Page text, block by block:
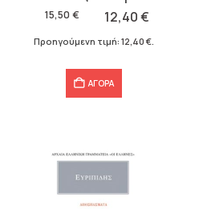
15,50 €
was:
15,50 €.
12,40€
τιμή
είναι:
Προηγούμενη τιμή: 12,40 €.
ΑΓΟΡΑ